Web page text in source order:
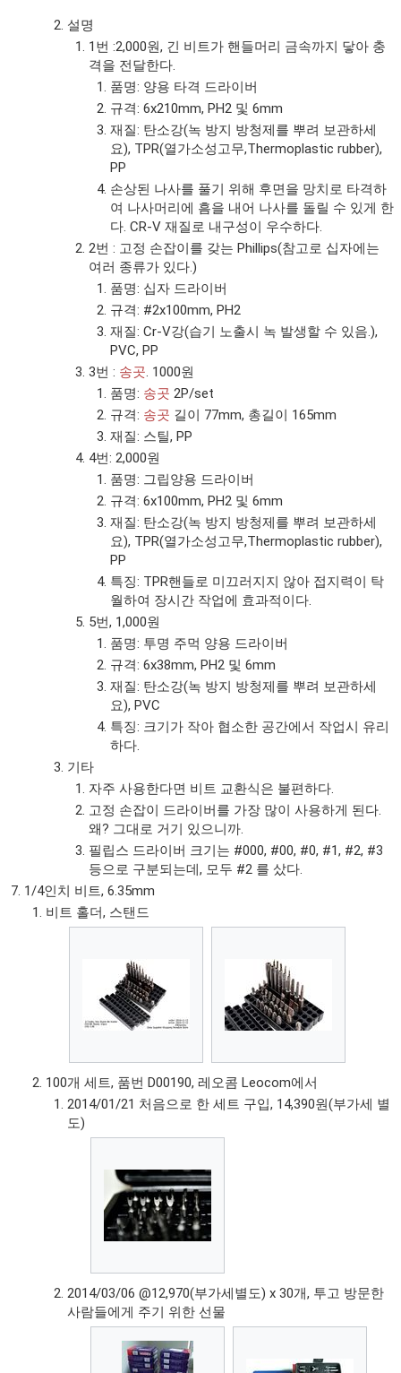
설명
1번 :2,000원, 긴 비트가 핸들머리 금속까지 닿아 충
격을 전달한다.
품명: 양용 타격 드라이버
규격: 6x210mm, PH2 및 6mm
재질: 탄소강(녹 방지 방청제를 뿌려 보관하세
요), TPR(열가소성고무,Thermoplastic rubber),
PP
손상된 나사를 풀기 위해 후면을 망치로 타격하
여 나사머리에 흠을 내어 나사를 돌릴 수 있게 한
다. CR-V 재질로 내구성이 우수하다.
2번 : 고정 손잡이를 갖는 Phillips(참고로 십자에는
여러 종류가 있다.)
품명: 십자 드라이버
규격: #2x100mm, PH2
재질: Cr-V강(습기 노출시 녹 발생할 수 있음.),
PVC, PP
3번 : 송곳 . 1000원
품명: 송곳 2P/set
규격: 송곳 길이 77mm, 총길이 165mm
재질: 스틸, PP
4번: 2,000원
품명: 그립양용 드라이버
규격: 6x100mm, PH2 및 6mm
재질: 탄소강(녹 방지 방청제를 뿌려 보관하세
요), TPR(열가소성고무,Thermoplastic rubber),
PP
특징: TPR핸들로 미끄러지지 않아 접지력이 탁
월하여 장시간 작업에 효과적이다.
5번, 1,000원
품명: 투명 주먹 양용 드라이버
규격: 6x38mm, PH2 및 6mm
재질: 탄소강(녹 방지 방청제를 뿌려 보관하세
요), PVC
특징: 크기가 작아 협소한 공간에서 작업시 유리
하다.
기타
자주 사용한다면 비트 교환식은 불편하다.
고정 손잡이 드라이버를 가장 많이 사용하게 된다.
왜? 그대로 거기 있으니까.
필립스 드라이버 크기는 #000, #00, #0, #1, #2, #3
등으로 구분되는데, 모두 #2 를 샀다.
1/4인치 비트, 6.35mm
비트 홀더, 스탠드
100개 세트, 품번 D00190, 레오콤 Leocom에서
2014/01/21 처음으로 한 세트 구입, 14,390원(부가세 별
도)
2014/03/06 @12,970(부가세별도) x 30개, 투고 방문한
사람들에게 주기 위한 선물